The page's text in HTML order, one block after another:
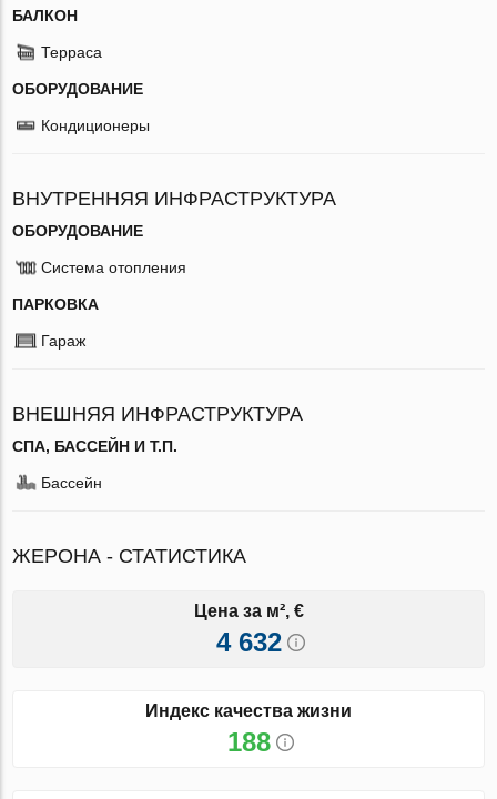
БАЛКОН
Терраса
ОБОРУДОВАНИЕ
Кондиционеры
ВНУТРЕННЯЯ ИНФРАСТРУКТУРА
ОБОРУДОВАНИЕ
Система отопления
ПАРКОВКА
Гараж
ВНЕШНЯЯ ИНФРАСТРУКТУРА
СПА, БАССЕЙН И Т.П.
Бассейн
ЖЕРОНА - СТАТИСТИКА
Цена за м², €
4 632
Индекс качества жизни
188